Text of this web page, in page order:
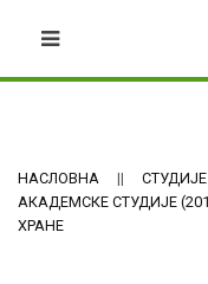
НАСЛОВНА СТУДИЈЕ
АКАДЕМСКЕ СТУДИЈЕ
ХРАНЕ